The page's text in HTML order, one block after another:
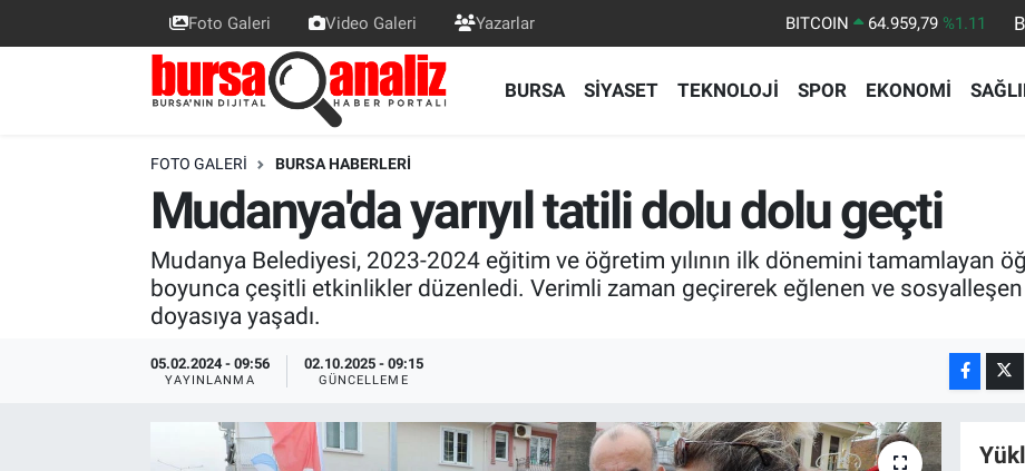
Foto Galeri Video Galeri Yazarlar DOLAR 47,7436 %0.18
STERLİN
64,4811 %0.38
BITCOIN
64.959,79 %1.11
BURSA SİYASET TEKNOLOJİ SPOR EKONOMİ
FOTO GALERI BURSA HABERLERI
Mudanya'da yarıyıl tatili dolu dolu geçti
Mudanya Belediyesi, 2023-2024 eğitim ve öğretim yılının ilk dönemini tamamlayan
boyunca çeşitli etkinlikler düzenledi. Verimli zaman geçirerek eğlenen ve
doyasıya yaşadı.
05.02.2024 - 09:56
YAYINLANMA
02.10.2025 - 09:15
GÜNCELLEME
TEKNOLOJİ
Nöbetçi Eczaneler
Trafik Durumu
Süper Lig Puan Durumu ve Fikstür
Tüm Manşetler
Son Dakika Haberleri